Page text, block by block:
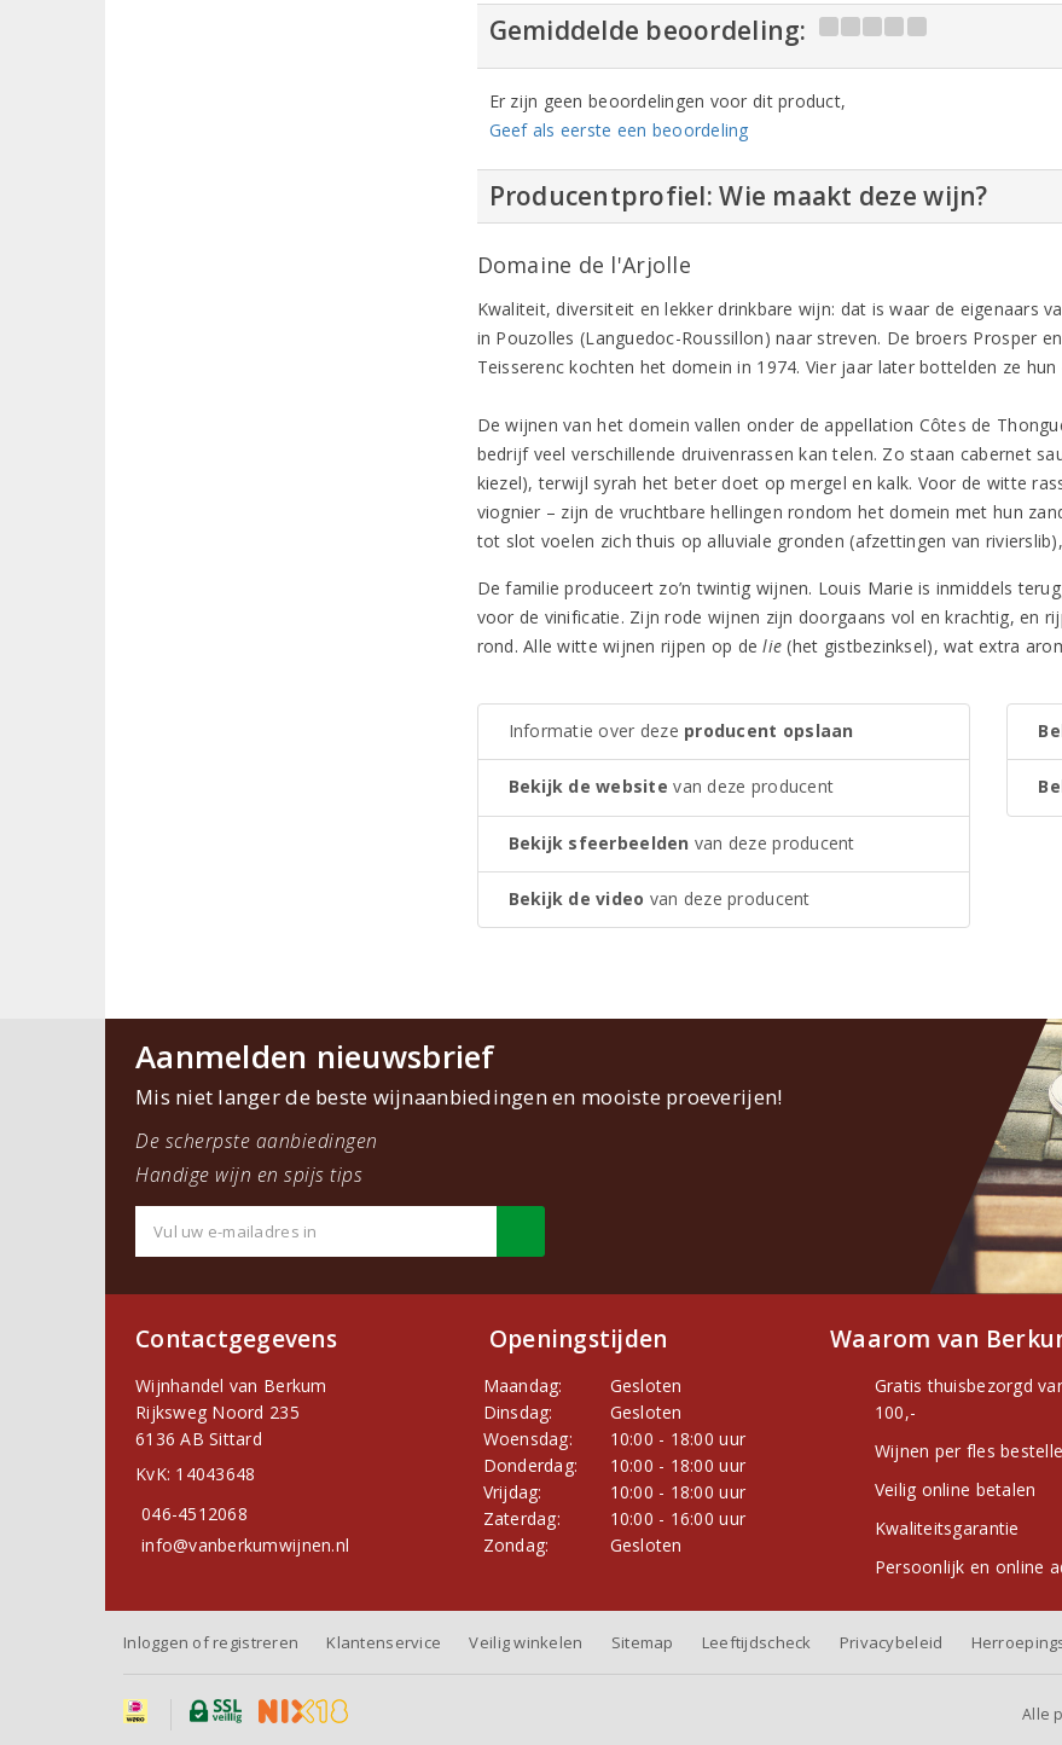
Gemiddelde beoordeling:
Er zijn geen beoordelingen voor dit product,
Geef als eerste een beoordeling
Producentprofiel: Wie maakt deze wijn?
Domaine de l'Arjolle
Kwaliteit, diversiteit en lekker drinkbare wijn: dat is waar de eigenaars
in Pouzolles (Languedoc-Roussillon) naar streven. De broers Prosper
Teisserenc kochten het domein in 1974. Vier jaar later bottelden ze
De wijnen van het domein vallen onder de appellation Côtes de
bedrijf veel verschillende druivenrassen kan telen. Zo staan cabernet
kiezel), terwijl syrah het beter doet op mergel en kalk. Voor de witte
viognier – zijn de vruchtbare hellingen rondom het domein met hun
tot slot voelen zich thuis op alluviale gronden (afzettingen van
De familie produceert zo’n twintig wijnen. Louis Marie is inmiddels
voor de vinificatie. Zijn rode wijnen zijn doorgaans vol en krachtig, en
rond. Alle witte wijnen rijpen op delie(het gistbezinksel), wat extra
Informatie over deze producent opslaan
Bekijk de website van deze producent
Bekijk sfeerbeelden van deze producent
Bekijk de video van deze producent
Aanmelden nieuwsbrief
Mis niet langer de beste wijnaanbiedingen en mooiste proeverijen!
De scherpste aanbiedingen
Handige wijn en spijs tips
Contactgegevens
Wijnhandel van Berkum
Rijksweg Noord 235
6136 AB Sittard
KvK: 14043648
046-4512068
info@vanberkumwijnen.nl
Openingstijden
Maandag:
Gesloten
Dinsdag:
Gesloten
Woensdag:
10:00 - 18:00 uur
Donderdag:
10:00 - 18:00 uur
Vrijdag:
10:00 - 18:00 uur
Zaterdag:
10:00 - 16:00 uur
Zondag:
Gesloten
Waarom van
Gratis thuisbezorgd
100,-
Wijnen per fles
Veilig online betalen
Kwaliteitsgarantie
Persoonlijk en online
Inloggen of registreren Klantenservice Veilig winkelen Sitemap Leeftijdscheck Privacybeleid
Alle